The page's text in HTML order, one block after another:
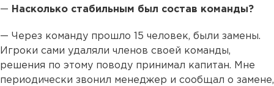
— Насколько стабильным был состав команды?
— Через команду прошло 15 человек, были замены.
Игроки сами удаляли членов своей команды,
решения по этому поводу принимал капитан. Мне
периодически звонил менеджер и сообщал о замене,